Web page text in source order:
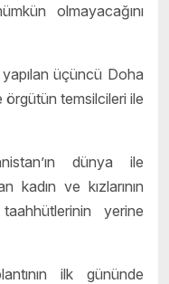
olmayacağını
üçüncü Doha
örgütün temsilcileri ile
dünya ile
ve kızlarının
yerine
ilk gününde